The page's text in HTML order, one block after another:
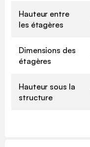
Hauteur entre
les étagères
Dimensions des
étagères
Hauteur sous la
structure